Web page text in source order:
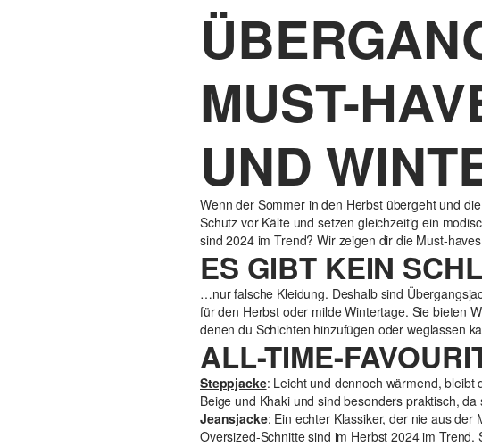
MUST-
UND
Wenn der Sommer in den Herbst übergeht und
Schutz vor Kälte und setzen gleichzeitig ein
sind 2024 im Trend? Wir zeigen dir die Must-
ES GIBT KEIN
…nur falsche Kleidung. Deshalb sind
für den Herbst oder milde Wintertage. Sie bieten
denen du Schichten hinzufügen oder weglassen
ALL-TIME-
Steppjacke: Leicht und dennoch wärmend, bleibt
Beige und Khaki und sind besonders praktisch,
Jeansjacke: Ein echter Klassiker, der nie aus der
Oversized-Schnitte sind im Herbst 2024 im